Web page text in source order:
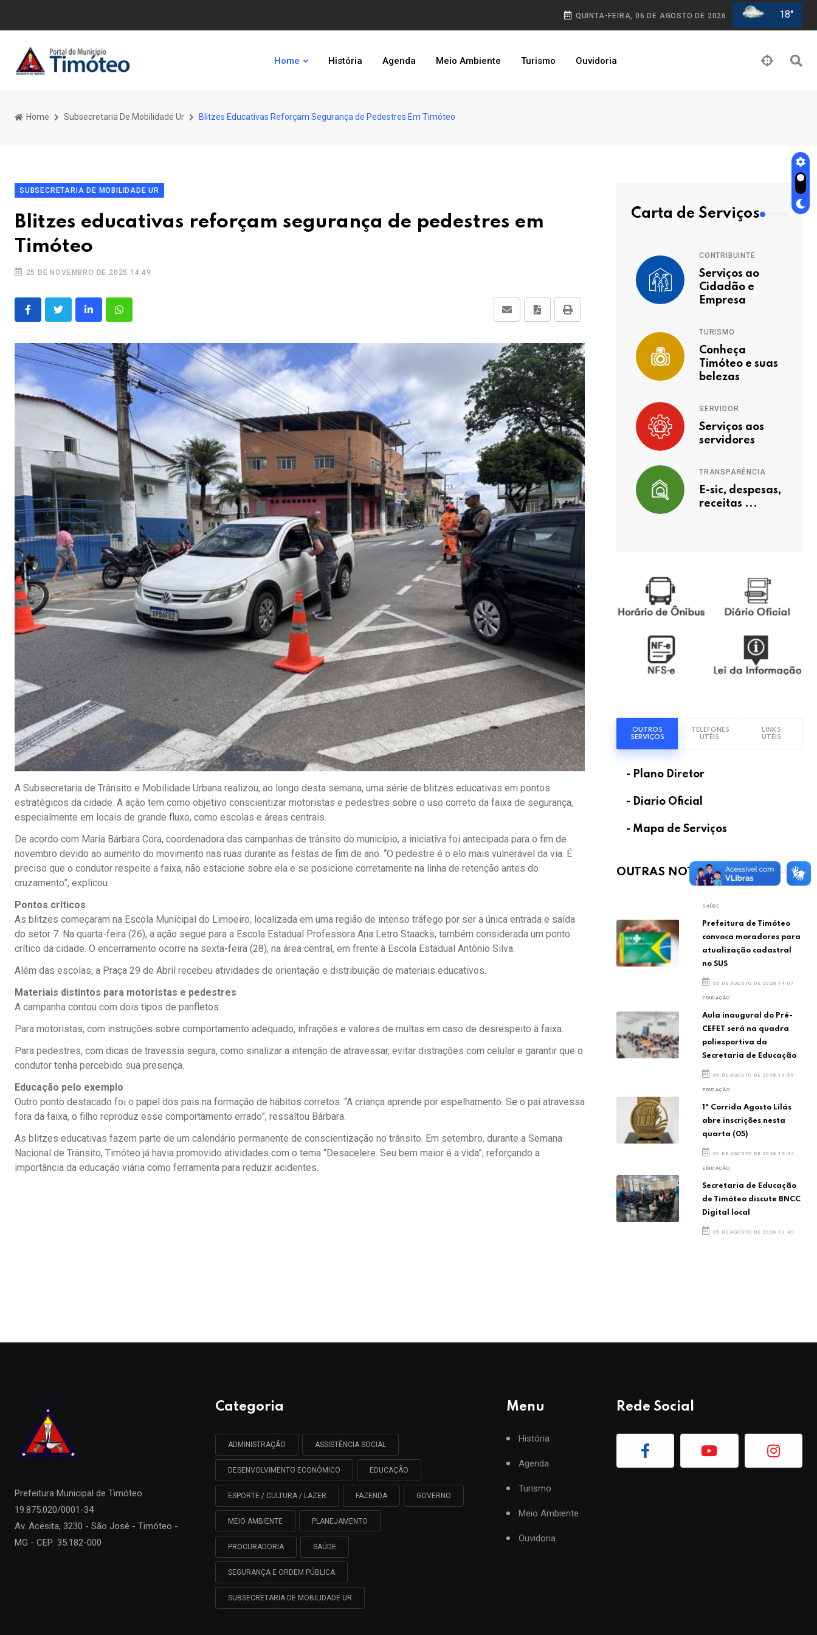
QUINTA-FEIRA, 06 DE AGOSTO DE 2026 18°
Home História Agenda Meio Ambiente Turismo Ouvidoria
Home Subsecretaria De Mobilidade Ur Blitzes Educativas Reforçam Segurança de Pedestres Em Timóteo
SUBSECRETARIA DE MOBILIDADE UR
Blitzes educativas reforçam segurança de pedestres em
Timóteo
25 DE NOVEMBRO DE 2025 14:49
A Subsecretaria de Trânsito e Mobilidade Urbana realizou, ao longo desta semana, uma série de blitzes educativas em pontos
estratégicos da cidade. A ação tem como objetivo conscientizar motoristas e pedestres sobre o uso correto da faixa de segurança,
especialmente em locais de grande fluxo, como escolas e áreas centrais.
De acordo com Maria Bárbara Cora, coordenadora das campanhas de trânsito do município, a iniciativa foi antecipada para o fim de
novembro devido ao aumento do movimento nas ruas durante as festas de fim de ano. “O pedestre é o elo mais vulnerável da via. É
preciso que o condutor respeite a faixa, não estacione sobre ela e se posicione corretamente na linha de retenção antes do
cruzamento”, explicou.
Pontos críticos
As blitzes começaram na Escola Municipal do Limoeiro, localizada em uma região de intenso tráfego por ser a única entrada e saída
do setor 7. Na quarta-feira (26), a ação segue para a Escola Estadual Professora Ana Letro Staacks, também considerada um ponto
crítico da cidade. O encerramento ocorre na sexta-feira (28), na área central, em frente à Escola Estadual Antônio Silva.
Além das escolas, a Praça 29 de Abril recebeu atividades de orientação e distribuição de materiais educativos.
Materiais distintos para motoristas e pedestres
A campanha contou com dois tipos de panfletos:
Para motoristas, com instruções sobre comportamento adequado, infrações e valores de multas em caso de desrespeito à faixa.
Para pedestres, com dicas de travessia segura, como sinalizar a intenção de atravessar, evitar distrações com celular e garantir que o
condutor tenha percebido sua presença.
Educação pelo exemplo
Outro ponto destacado foi o papel dos pais na formação de hábitos corretos. “A criança aprende por espelhamento. Se o pai atravessa
fora da faixa, o filho reproduz esse comportamento errado”, ressaltou Bárbara.
As blitzes educativas fazem parte de um calendário permanente de conscientização no trânsito. Em setembro, durante a Semana
Nacional de Trânsito, Timóteo já havia promovido atividades com o tema “Desacelere. Seu bem maior é a vida”, reforçando a
importância da educação viária como ferramenta para reduzir acidentes.
Carta de Serviços
CONTRIBUINTE
Serviços ao
Cidadão e
Empresa
TURISMO
Conheça
Timóteo e suas
belezas
SERVIDOR
Serviços aos
servidores
TRANSPARÊNCIA
E-sic, despesas,
receitas ...
OUTROS
SERVIÇOS
TELEFONES
UTÉIS
LINKS
UTÉIS
- Plano Diretor
- Diario Oficial
- Mapa de Serviços
OUTRAS NOTÍCIAS
SAÚDE
Prefeitura de Timóteo
convoca moradores para
atualização cadastral
no SUS
05 DE AGOSTO DE 2026 14:07
EDUCAÇÃO
Aula inaugural do Pré-
CEFET será na quadra
poliesportiva da
Secretaria de Educação
05 DE AGOSTO DE 2026 10:55
EDUCAÇÃO
1ª Corrida Agosto Lilás
abre inscrições nesta
quarta (05)
05 DE AGOSTO DE 2026 10:44
EDUCAÇÃO
Secretaria de Educação
de Timóteo discute BNCC
Digital local
05 DE AGOSTO DE 2026 10:40
Prefeitura Municipal de Timóteo
19.875.020/0001-34
Av. Acesita, 3230 - São José - Timóteo -
MG - CEP: 35.182-000
Categoria
ADMINISTRAÇÃO ASSISTÊNCIA SOCIAL
DESENVOLVIMENTO ECONÔMICO EDUCAÇÃO
ESPORTE / CULTURA / LAZER FAZENDA GOVERNO
MEIO AMBIENTE PLANEJAMENTO
PROCURADORIA SAÚDE
SEGURANÇA E ORDEM PÚBLICA
SUBSECRETARIA DE MOBILIDADE UR
Menu
História
Agenda
Turismo
Meio Ambiente
Ouvidoria
Rede Social